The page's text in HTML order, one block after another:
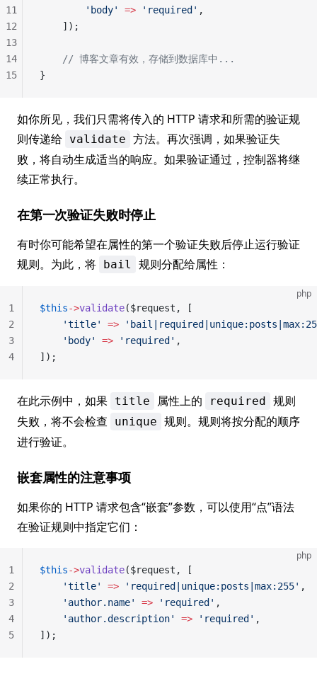
        'body'
=> 'required' ,
    ]);
    // 博客文章有效，存储到数据库中...
}
11
12
13
14
15
如你所见，我们只需将传入的 HTTP 请求和所需的验证规
则传递给 validate 方法。再次强调，如果验证失
败，将自动生成适当的响应。如果验证通过，控制器将继
续正常执行。
在第一次验证失败时停止
有时你可能希望在属性的第一个验证失败后停止运行验证
规则。为此，将 bail 规则分配给属性：
php
$this->validate($request, [
    'title'
=>
    'body'
=> 'required' ,
]);
1
2
3
4
在此示例中，如果 title 属性上的 required 规则
失败，将不会检查
unique 规则。规则将按分配的顺序
进行验证。
嵌套属性的注意事项
如果你的 HTTP 请求包含“嵌套”参数，可以使用“点”语法
在验证规则中指定它们：
php
$this->validate($request, [
    'title'
=> 'required|unique:posts|max:255' ,
    'author.name'
=> 'required' ,
    'author.description'
=> 'required' ,
]);
1
2
3
4
5